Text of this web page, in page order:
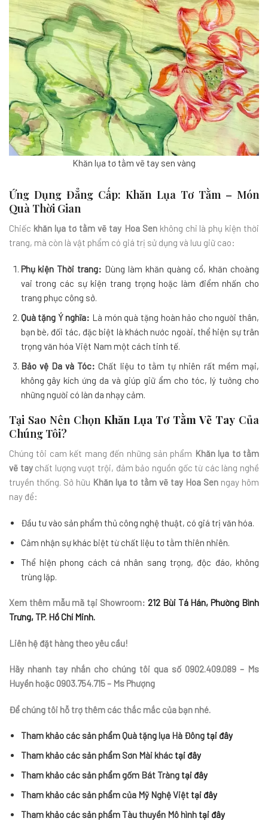
Khăn lụa tơ tằm vẽ tay sen vàng
Ứng Dụng Đẳng Cấp: Khăn Lụa Tơ Tằm – Món
Quà Thời Gian
Chiếc khăn lụa tơ tằm vẽ tay Hoa Senkhông chỉ là phụ kiện thời
trang, mà còn là vật phẩm có giá trị sử dụng và lưu giữ cao:
Phụ kiện Thời trang: Dùng làm khăn quàng cổ, khăn choàng
vai trong các sự kiện trang trọng hoặc làm điểm nhấn cho
trang phục công sở.
Quà tặng Ý nghĩa: Là món quà tặng hoàn hảo cho người thân,
bạn bè, đối tác, đặc biệt là khách nước ngoài, thể hiện sự trân
trọng văn hóa Việt Nam một cách tinh tế.
Bảo vệ Da và Tóc: Chất liệu tơ tằm tự nhiên rất mềm mại,
không gây kích ứng da và giúp giữ ẩm cho tóc, lý tưởng cho
những người có làn da nhạy cảm.
Tại Sao Nên Chọn Khăn Lụa Tơ Tằm Vẽ Tay Của
Chúng Tôi?
Chúng tôi cam kết mang đến những sản phẩm Khăn lụa tơ tằm
vẽ taychất lượng vượt trội, đảm bảo nguồn gốc từ các làng nghề
truyền thống. Sở hữu Khăn lụa tơ tằm vẽ tay Hoa Senngay hôm
nay để:
Đầu tư vào sản phẩm thủ công nghệ thuật, có giá trị văn hóa.
Cảm nhận sự khác biệt từ chất liệu tơ tằm thiên nhiên.
Thể hiện phong cách cá nhân sang trọng, độc đáo, không
trùng lặp.
Xem thêm mẫu mã tại Showroom: 212 Bùi Tá Hán, Phường Bình
Trưng, TP. Hồ Chí Minh.
Liên hệ đặt hàng theo yêu cầu!
Hãy nhanh tay nhắn cho chúng tôi qua số 0902.409.089 – Ms
Huyền hoặc 0903.754.715 – Ms Phượng
Để chúng tôi hỗ trợ thêm các thắc mắc của bạn nhé.
Tham khảo các sản phẩm Quà tặng lụa Hà Đôngtại đây
Tham khảo các sản phẩm Sơn Mài kháctại đây
Tham khảo các sản phẩm gốm Bát Tràngtại đây
Tham khảo các sản phẩm của Mỹ Nghệ Việttại đây
Tham khảo các sản phẩm Tàu thuyền Mô hìnhtại đây